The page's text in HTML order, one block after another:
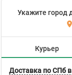
Укажите город
Курьер
Доставка по СПб